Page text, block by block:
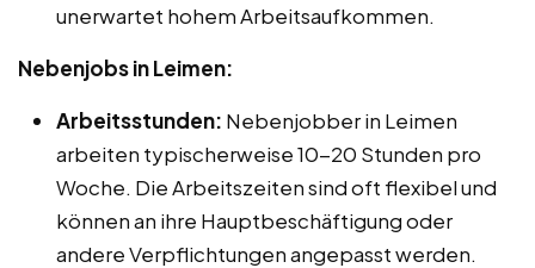
unerwartet hohem Arbeitsaufkommen.
Nebenjobs in Leimen:
Arbeitsstunden: Nebenjobber in Leimen
arbeiten typischerweise 10-20 Stunden pro
Woche. Die Arbeitszeiten sind oft flexibel und
können an ihre Hauptbeschäftigung oder
andere Verpflichtungen angepasst werden.